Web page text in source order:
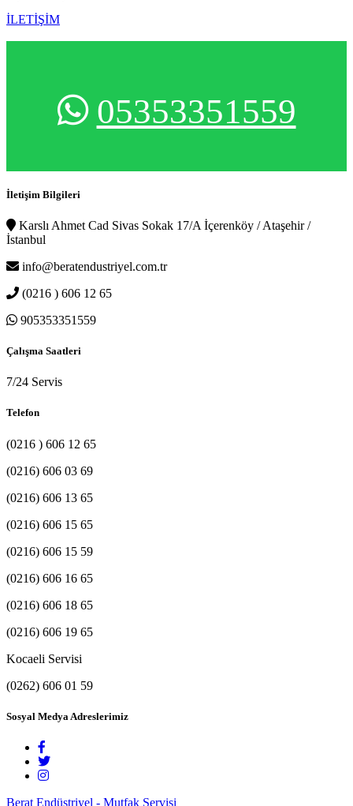
İLETİŞİM
05353351559
İletişim Bilgileri
Karslı Ahmet Cad Sivas Sokak 17/A İçerenköy / Ataşehir /
İstanbul
info@beratendustriyel.com.tr
(0216 ) 606 12 65
905353351559
Çalışma Saatleri
7/24 Servis
Telefon
(0216 ) 606 12 65
(0216) 606 03 69
(0216) 606 13 65
(0216) 606 15 65
(0216) 606 15 59
(0216) 606 16 65
(0216) 606 18 65
(0216) 606 19 65
Kocaeli Servisi
(0262) 606 01 59
Sosyal Medya Adreslerimiz
Berat Endüstriyel - Mutfak Servisi